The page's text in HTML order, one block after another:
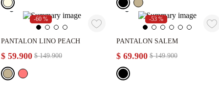
-60 %
PANTALON LINO PEACH
$ 149.900
$ 59.900
-53 %
PANTALON SALEM
$ 149.900
$ 69.900